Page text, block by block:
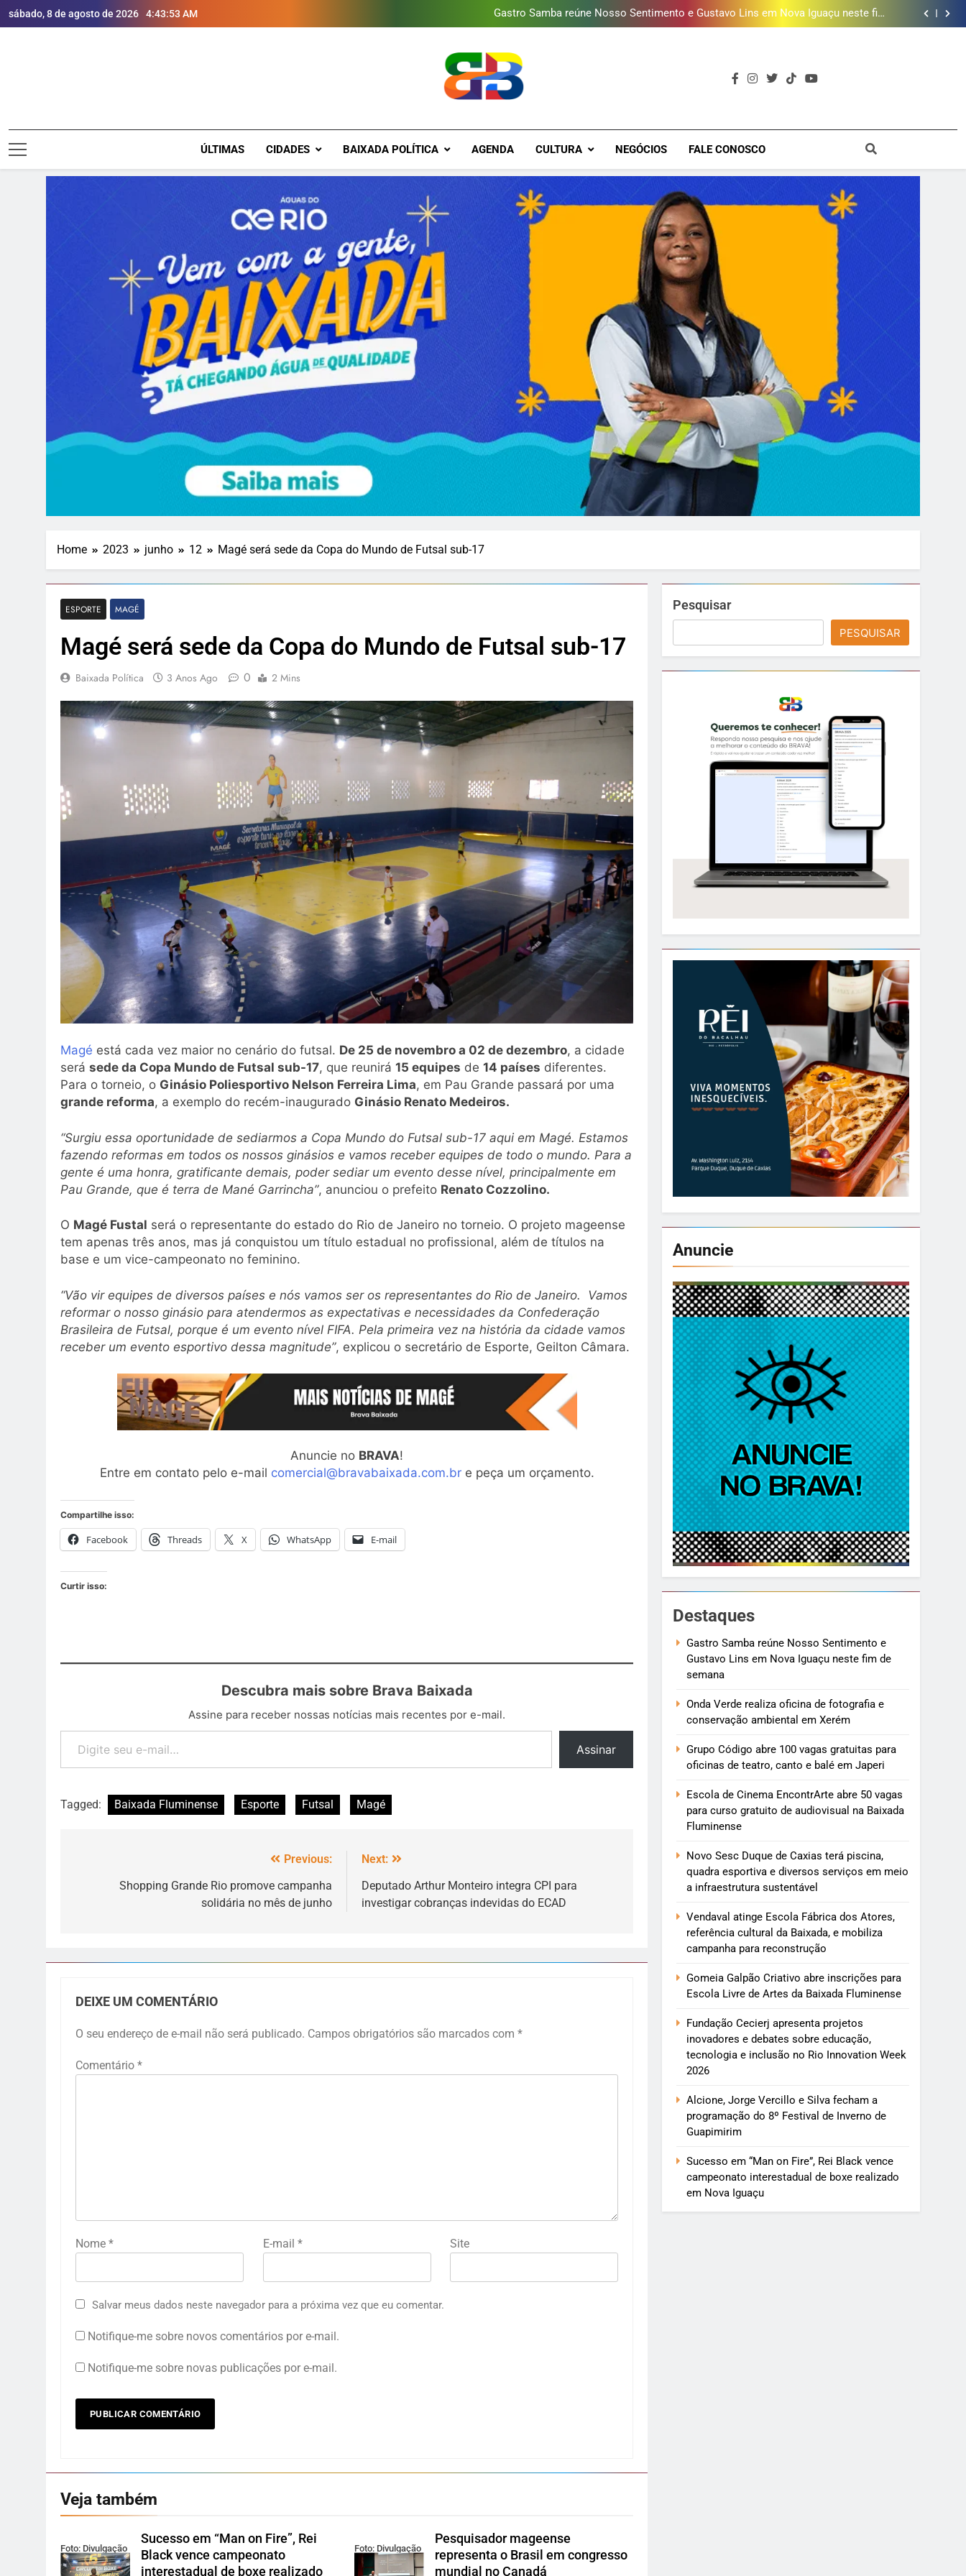
sábado, 8 de agosto de 2026 4:43:54 AM
como escolher o que mais combina com ele
Gastro Samba reúne Nosso Sentimento e Gustavo Lins em Nova Iguaçu neste fim
de semana
Shopping Grande Rio sorteia MacBook e oferece vinho em campanha de Dia dos
Guanabara tem diversas opções de vinhos para presentear o seu pai. Descubra
Gastro Samba reúne Nosso Sentimento e Gustavo Lins em Nova Iguaçu neste fim
Shopping Grande Rio sorteia MacBook e oferece vinho em campanha de Dia dos
Obra garante a preservação de 190 milhões de litros de água por ano na Baixada
Brava Baixada
ÚLTIMAS CIDADES BAIXADA POLÍTICA AGENDA CULTURA NEGÓCIOS FALE CONOSCO
Home 2023 junho 12 Magé será sede da Copa do Mundo de Futsal sub-17
ESPORTE MAGÉ
Magé será sede da Copa do Mundo de Futsal sub-17
Baixada Política 3 Anos Ago 0 2 Mins
Magé está cada vez maior no cenário do futsal. De 25 de novembro a 02 de dezembro, a cidade
será sede da Copa Mundo de Futsal sub-17, que reunirá 15 equipes de 14 países diferentes.
Para o torneio, o Ginásio Poliesportivo Nelson Ferreira Lima, em Pau Grande passará por uma
grande reforma, a exemplo do recém-inaugurado Ginásio Renato Medeiros.
“Surgiu essa oportunidade de sediarmos a Copa Mundo do Futsal sub-17 aqui em Magé. Estamos
fazendo reformas em todos os nossos ginásios e vamos receber equipes de todo o mundo. Para a
gente é uma honra, gratificante demais, poder sediar um evento desse nível, principalmente em
Pau Grande, que é terra de Mané Garrincha”, anunciou o prefeito Renato Cozzolino.
O Magé Fustal será o representante do estado do Rio de Janeiro no torneio. O projeto mageense
tem apenas três anos, mas já conquistou um título estadual no profissional, além de títulos na
base e um vice-campeonato no feminino.
“Vão vir equipes de diversos países e nós vamos ser os representantes do Rio de Janeiro. Vamos
reformar o nosso ginásio para atendermos as expectativas e necessidades da Confederação
Brasileira de Futsal, porque é um evento nível FIFA. Pela primeira vez na história da cidade vamos
receber um evento esportivo dessa magnitude”, explicou o secretário de Esporte, Geilton Câmara.
Anuncie no BRAVA!
Entre em contato pelo e-mail comercial@bravabaixada.com.bre peça um orçamento.
Compartilhe isso:
Facebook Threads X WhatsApp E-mail
Curtir isso:
Descubra mais sobre Brava Baixada
Assine para receber nossas notícias mais recentes por e-mail.
Assinar
Tagged: Baixada Fluminense Esporte Futsal Magé
Previous:
Shopping Grande Rio promove campanha
solidária no mês de junho
Next:
Deputado Arthur Monteiro integra CPI para
investigar cobranças indevidas do ECAD
DEIXE UM COMENTÁRIO
O seu endereço de e-mail não será publicado. Campos obrigatórios são marcados com *
Comentário *
Nome * E-mail * Site
Salvar meus dados neste navegador para a próxima vez que eu comentar.
Notifique-me sobre novos comentários por e-mail.
Notifique-me sobre novas publicações por e-mail.
Veja também
Foto: Divulgação
Sucesso em “Man on Fire”, Rei
Black vence campeonato
interestadual de boxe realizado
Foto: Divulgação
Pesquisador mageense
representa o Brasil em congresso
mundial no Canadá
Pesquisar
PESQUISAR
Anuncie
Destaques
Gastro Samba reúne Nosso Sentimento e
Gustavo Lins em Nova Iguaçu neste fim de
semana
Onda Verde realiza oficina de fotografia e
conservação ambiental em Xerém
Grupo Código abre 100 vagas gratuitas para
oficinas de teatro, canto e balé em Japeri
Escola de Cinema EncontrArte abre 50 vagas
para curso gratuito de audiovisual na Baixada
Fluminense
Novo Sesc Duque de Caxias terá piscina,
quadra esportiva e diversos serviços em meio
a infraestrutura sustentável
Vendaval atinge Escola Fábrica dos Atores,
referência cultural da Baixada, e mobiliza
campanha para reconstrução
Gomeia Galpão Criativo abre inscrições para
Escola Livre de Artes da Baixada Fluminense
Fundação Cecierj apresenta projetos
inovadores e debates sobre educação,
tecnologia e inclusão no Rio Innovation Week
2026
Alcione, Jorge Vercillo e Silva fecham a
programação do 8º Festival de Inverno de
Guapimirim
Sucesso em “Man on Fire”, Rei Black vence
campeonato interestadual de boxe realizado
em Nova Iguaçu